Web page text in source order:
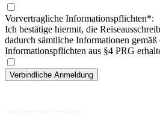
Vorvertragliche Informationspflichten*:
Ich bestätige hiermit, die
dadurch sämtliche Informationen
Informationspflichten aus §4 PRG